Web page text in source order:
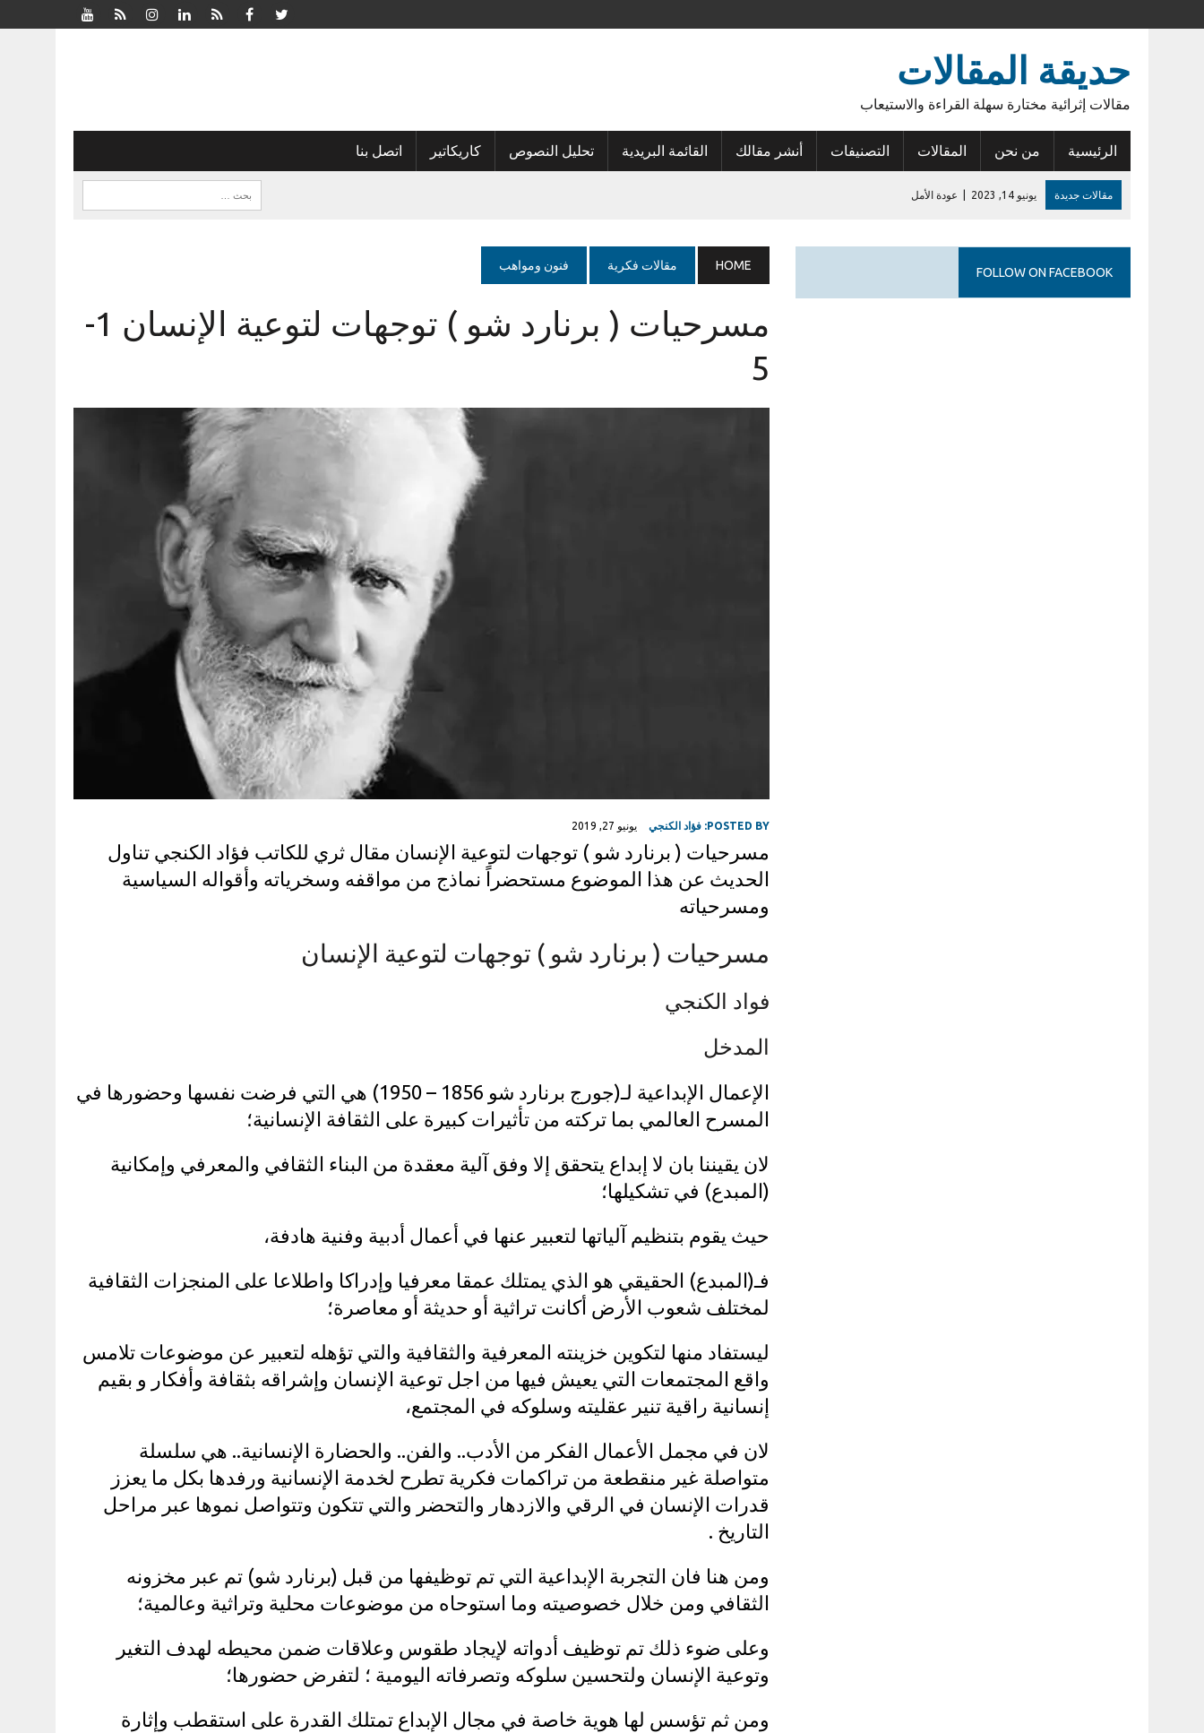
حديقة المقالات
مقالات إثرائية مختارة سهلة القراءة والاستيعاب
الرئيسية من نحن المقالات التصنيفات أنشر مقالك القائمة البريدية تحليل النصوص كاريكاتير اتصل بنا
مقالات جديدة يونيو 14, 2023 عودة الأمل
HOME مقالات فكرية فنون ومواهب
مسرحيات ( برنارد شو ) توجهات لتوعية الإنسان 1-
5
POSTED BY: فؤاد الكنجي يونيو 27, 2019
مسرحيات ( برنارد شو ) توجهات لتوعية الإنسان مقال ثري للكاتب فؤاد الكنجي تناول
الحديث عن هذا الموضوع مستحضراً نماذج من مواقفه وسخرياته وأقواله السياسية
ومسرحياته
مسرحيات ( برنارد شو ) توجهات لتوعية الإنسان
فواد الكنجي
المدخل
الإعمال الإبداعية لـ(جورج برنارد شو 1856 – 1950) هي التي فرضت نفسها وحضورها في
المسرح العالمي بما تركته من تأثيرات كبيرة على الثقافة الإنسانية؛
لان يقيننا بان لا إبداع يتحقق إلا وفق آلية معقدة من البناء الثقافي والمعرفي وإمكانية
(المبدع) في تشكيلها؛
حيث يقوم بتنظيم آلياتها لتعبير عنها في أعمال أدبية وفنية هادفة،
فـ(المبدع) الحقيقي هو الذي يمتلك عمقا معرفيا وإدراكا واطلاعا على المنجزات الثقافية
لمختلف شعوب الأرض أكانت تراثية أو حديثة أو معاصرة؛
ليستفاد منها لتكوين خزينته المعرفية والثقافية والتي تؤهله لتعبير عن موضوعات تلامس
واقع المجتمعات التي يعيش فيها من اجل توعية الإنسان وإشراقه بثقافة وأفكار و بقيم
إنسانية راقية تنير عقليته وسلوكه في المجتمع،
لان في مجمل الأعمال الفكر من الأدب.. والفن.. والحضارة الإنسانية.. هي سلسلة
متواصلة غير منقطعة من تراكمات فكرية تطرح لخدمة الإنسانية ورفدها بكل ما يعزز
قدرات الإنسان في الرقي والازدهار والتحضر والتي تتكون وتتواصل نموها عبر مراحل
التاريخ .
ومن هنا فان التجربة الإبداعية التي تم توظيفها من قبل (برنارد شو) تم عبر مخزونه
الثقافي ومن خلال خصوصيته وما استوحاه من موضوعات محلية وتراثية وعالمية؛
وعلى ضوء ذلك تم توظيف أدواته لإيجاد طقوس وعلاقات ضمن محيطه لهدف التغير
وتوعية الإنسان ولتحسين سلوكه وتصرفاته اليومية ؛ لتفرض حضورها؛
ومن ثم تؤسس لها هوية خاصة في مجال الإبداع تمتلك القدرة على استقطب وإثارة
FOLLOW ON FACEBOOK